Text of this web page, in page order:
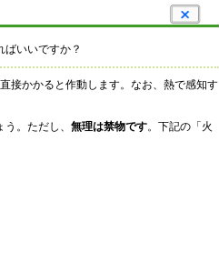
いいですか？
接かかると作動します。なお、熱で感知す
。ただし、 無理は禁物です。下記の「火